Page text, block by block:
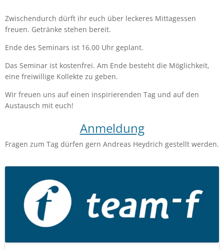
Zwischendurch dürft ihr euch über leckeres Mittagessen
freuen. Getränke stehen bereit.
Ende des Seminars ist 16.00 Uhr geplant.
Das Seminar ist kostenfrei. Am Ende besteht die Möglichkeit,
eine freiwillige Kollekte zu geben.
Wir freuen uns auf einen inspirierenden Tag und auf den
Austausch mit euch!
Anmeldung
Fragen zum Tag dürfen gern Andreas Heydrich gestellt werden.